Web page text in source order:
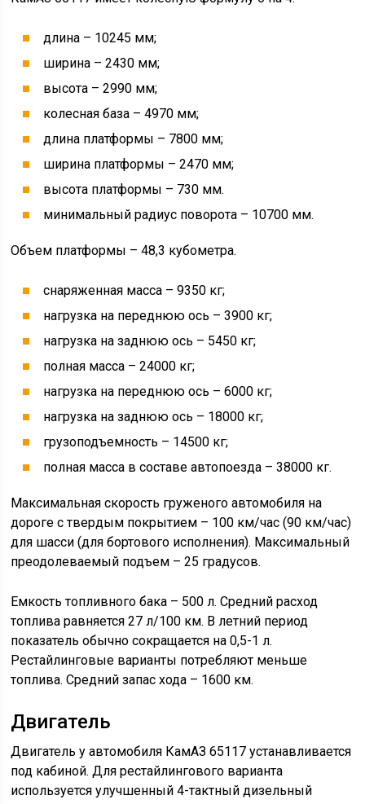
рабочий объем – 6,7 л;
номинальная мощность – 281 л.с.;
максимальный крутящий момент – 1081 Нм;
количество цилиндров – 6;
экологический класс – «Евро-3» или «Евро-4».
Также грузовик комплектуется российским V-
образным дизельным агрегатом КамАЗ 740.62-280 с
промежуточным охлаждением наддувочного воздуха,
жидкостным охлаждением и турбонаддувом.
номинальная мощность – 280 л.с.;
максимальный крутящий момент – 1117 Нм;
количество цилиндров – 8;
экологический класс – «Евро-3» или «Евро-4»;
ресурс работы – 800000 км.
Устройство
КамАЗ 65117 выполнен на основе рамной платформы
спереди и сзади используется рессорная подвеска. Для
улучшения устойчивости и управляемости в
конструкции передней подвески присутствует
стабилизатор поперечного крена, позволяющий
предельной загрузки платформы. Для задней
подвески применяются резинометаллические
шарниры реактивных штанг и модернизированные
рессоры с улучшенной конструкцией. В
рестайлинговой версии реализовано множество
элементы и детали сделаны из резинометаллических
материалов, отличающихся высоким качеством и
износостойкостью. Раму автомобиля снабдили
спереди дополнительной поперечной балкой с 2
буксирными вилками. Толщина и сечение балок